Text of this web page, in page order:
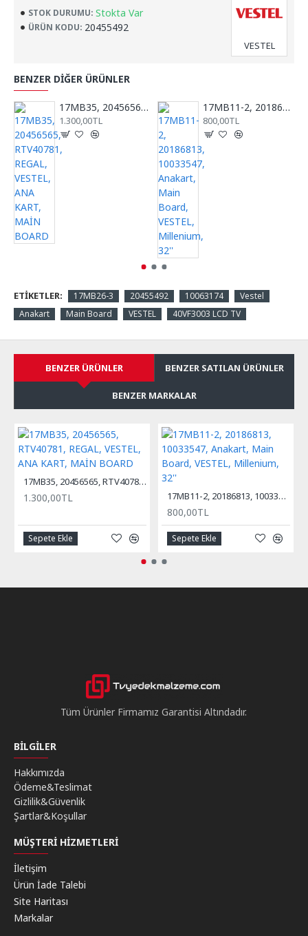
STOK DURUMU: Stokta Var
ÜRÜN KODU: 20455492
VESTEL
BENZER DIĞER ÜRÜNLER
17MB35, 20456565, RTV40781, REGAL, VESTEL, ANA KART, MAİN BOARD
1.300,00TL
17MB11-2, 20186813, 10033547, Anakart, Main Board, VESTEL, Millenium, 32''
800,00TL
ETIKETLER: 17MB26-3 20455492 10063174
Vestel
Anakart
Main Board VESTEL 40VF3003 LCD TV
BENZER ÜRÜNLER BENZER SATILAN ÜRÜNLER
BENZER MARKALAR
17MB35, 20456565, RTV40781, REGAL, VESTEL, ANA KART, MAİN BOARD
1.300,00TL
Sepete Ekle
17MB11-2, 20186813, 10033547, Anakart, Main Board, VESTEL, Millenium, 32''
800,00TL
Sepete Ekle
Tüm Ürünler Firmamız Garantisi Altındadır.
BILGILER
Hakkımızda
Ödeme&Teslimat
Gizlilik&Güvenlik
Şartlar&Koşullar
MÜŞTERI HIZMETLERI
İletişim
Ürün İade Talebi
Site Haritası
Markalar